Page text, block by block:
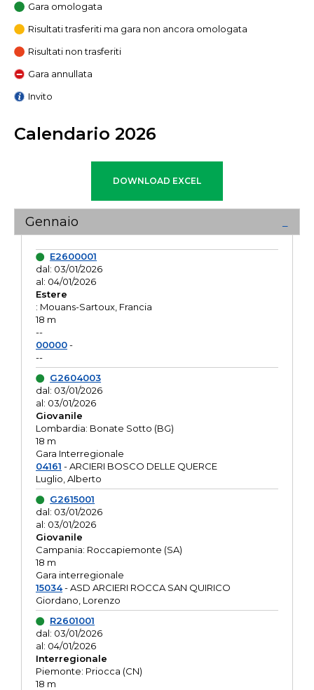
Gara omologata
Risultati trasferiti ma gara non ancora omologata
Risultati non trasferiti
Gara annullata
Invito
Calendario 2026
Gennaio
E2600001
dal: 03/01/2026
al: 04/01/2026
Estere
: Mouans-Sartoux, Francia
18 m
--
00000-
--
G2604003
dal: 03/01/2026
al: 03/01/2026
Giovanile
Lombardia: Bonate Sotto (BG)
18 m
Gara Interregionale
04161 - ARCIERI BOSCO DELLE QUERCE
Luglio, Alberto
G2615001
dal: 03/01/2026
al: 03/01/2026
Giovanile
Campania: Roccapiemonte (SA)
18 m
Gara interregionale
15034- ASD ARCIERI ROCCA SAN QUIRICO
Giordano, Lorenzo
R2601001
dal: 03/01/2026
al: 04/01/2026
Interregionale
Piemonte: Priocca (CN)
18 m